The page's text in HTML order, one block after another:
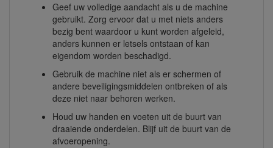
Geef uw volledige aandacht als u de machine
gebruikt. Zorg ervoor dat u met niets anders
bezig bent waardoor u kunt worden afgeleid,
anders kunnen er letsels ontstaan of kan
eigendom worden beschadigd.
Gebruik de machine niet als er schermen of
andere beveiligingsmiddelen ontbreken of als
deze niet naar behoren werken.
Houd uw handen en voeten uit de buurt van
draaiende onderdelen. Blijf uit de buurt van de
afvoeropening.